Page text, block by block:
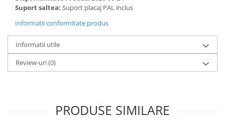
Suport saltea: Suport placaj PAL inclus
Informatii conformitate produs
Informatii utile
Review-uri(0)
PRODUSE SIMILARE